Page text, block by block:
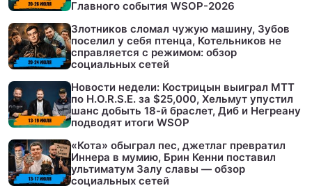
Главного события WSOP-2026
Злотников сломал чужую машину, Зубов
поселил у себя птенца, Котельников не
справляется с режимом: обзор
социальных сетей
Новости недели: Кострицын выиграл МТТ
по H.O.R.S.E. за $25,000, Хельмут упустил
шанс добыть 18-й браслет, Диб и Негреану
подводят итоги WSOP
«Кота» обыграл пес, джетлаг превратил
Иннера в мумию, Брин Кенни поставил
ультиматум Залу славы — обзор
социальных сетей